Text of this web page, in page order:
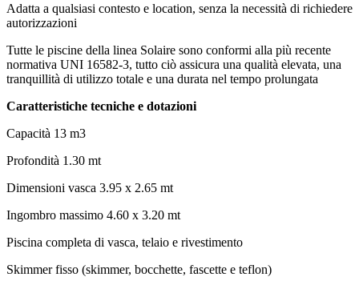
Adatta a qualsiasi contesto e location, senza la necessità di richiedere
autorizzazioni
Tutte le piscine della linea Solaire sono conformi alla più recente
normativa UNI 16582-3, tutto ciò assicura una qualità elevata, una
tranquillità di utilizzo totale e una durata nel tempo prolungata
Caratteristiche tecniche e dotazioni
Capacità 13 m3
Profondità 1.30 mt
Dimensioni vasca 3.95 x 2.65 mt
Ingombro massimo 4.60 x 3.20 mt
Piscina completa di vasca, telaio e rivestimento
Skimmer fisso (skimmer, bocchette, fascette e teflon)